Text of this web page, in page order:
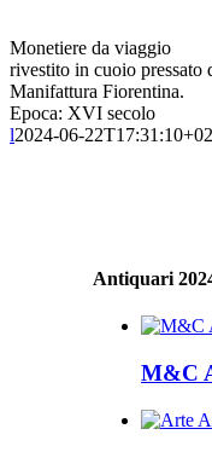
Monetiere da viaggio
rivestito in cuoio pressato
Manifattura Fiorentina.
Epoca: XVI secolo
l2024-06-
Antiquari
M&C